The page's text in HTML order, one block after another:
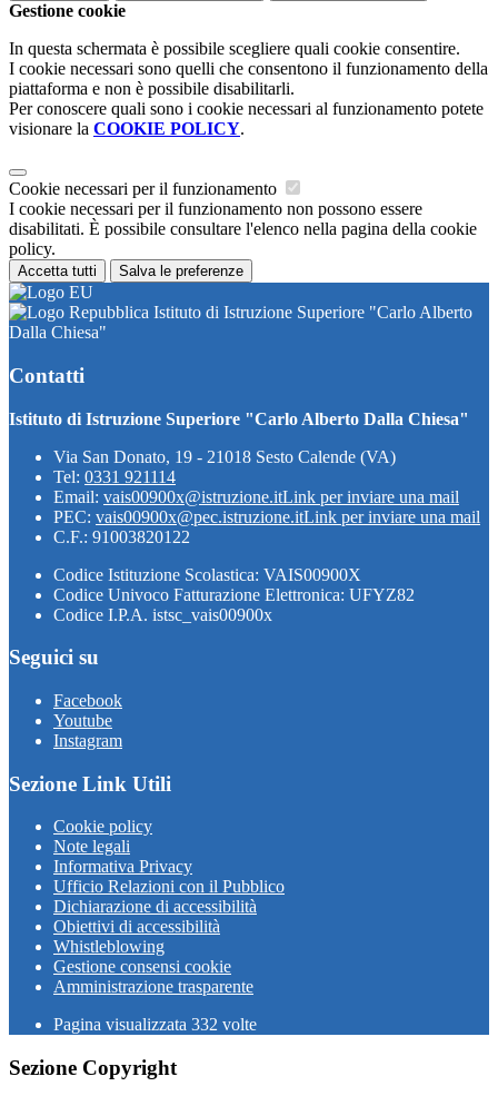
Gestione cookie
In questa schermata è possibile scegliere quali cookie consentire.
I cookie necessari sono quelli che consentono il funzionamento della
piattaforma e non è possibile disabilitarli.
Per conoscere quali sono i cookie necessari al funzionamento potete
visionare la COOKIE POLICY.
Cookie necessari per il funzionamento
I cookie necessari per il funzionamento non possono essere
disabilitati. È possibile consultare l'elenco nella pagina della cookie
policy.
Accetta tutti Salva le preferenze
Istituto di Istruzione Superiore "Carlo Alberto
Dalla Chiesa"
Contatti
Istituto di Istruzione Superiore "Carlo Alberto Dalla Chiesa"
Via San Donato, 19 - 21018 Sesto Calende (VA)
Tel: 0331 921114
Email: vais00900x@istruzione.itLink per inviare una mail
PEC: vais00900x@pec.istruzione.itLink per inviare una mail
C.F.: 91003820122
Codice Istituzione Scolastica: VAIS00900X
Codice Univoco Fatturazione Elettronica: UFYZ82
Codice I.P.A. istsc_vais00900x
Seguici su
Facebook
Youtube
Instagram
Sezione Link Utili
Cookie policy
Note legali
Informativa Privacy
Ufficio Relazioni con il Pubblico
Dichiarazione di accessibilità
Obiettivi di accessibilità
Whistleblowing
Gestione consensi cookie
Amministrazione trasparente
Pagina visualizzata 332 volte
Sezione Copyright